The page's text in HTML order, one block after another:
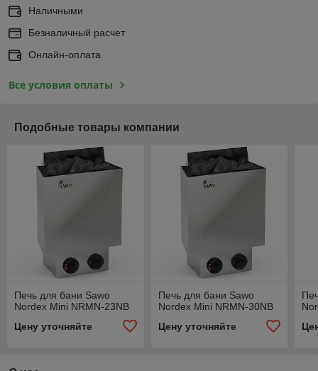
Наличными
Безналичный расчет
Онлайн-оплата
Все условия оплаты
Подобные товары компании
Печь для бани Sawo
Nordex Mini NRMN-23NB
Цену уточняйте
Печь для бани Sawo
Nordex Mini NRMN-30NB
Цену уточняйте